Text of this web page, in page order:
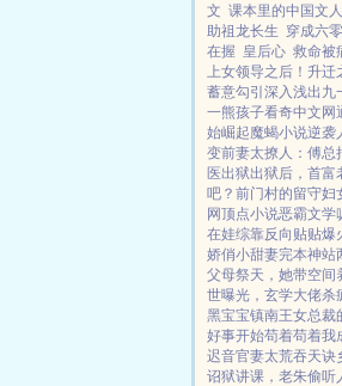
文 课本里的中国文
助祖龙长生 穿成六
在握 皇后心 救命被
上女领导之后！ 升迁
蓄意勾引 深入浅出 九
一熊孩子看奇中文网
始崛起魔蝎小说逆袭
变前妻太撩人：傅总
医出狱出狱后，首富
吧？ 前门村的留守妇
网顶点小说恶霸文学
在娃综靠反向贴贴爆
娇俏小甜妻完本神站
父母祭天，她带空间
世曝光，玄学大佬杀
黑宝宝镇南王女总裁
好事开始苟着苟着我
迟音官妻太荒吞天诀
诏狱讲课，老朱偷听